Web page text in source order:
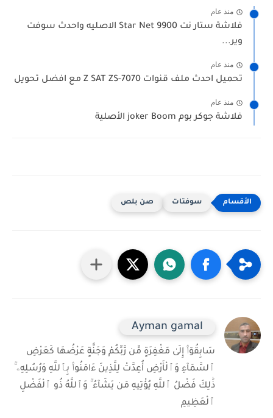
منذ عام
فلاشة ستار نت Star Net 9900 الاصليه واحدث سوفت
وير...
منذ عام
تحميل احدث ملف قنوات Z SAT ZS-7070 مع افضل تحويل
منذ عام
فلاشة جوكر بوم joker Boom الأصلية
سوفتات صن بلص
Ayman gamal
سَابِقُوٓا۟ إِلَىٰ مَغْفِرَةٍ مِّن رَّبِّكُمْ وَجَنَّةٍ عَرْضُهَا كَعَرْضِ
ٱلسَّمَآءِ وَٱلْأَرْضِ أُعِدَّتْ لِلَّذِينَ ءَامَنُوا۟ بِٱللَّهِ وَرُسُلِهِۦ ۚ
ذَٰلِكَ فَضْلُ ٱللَّهِ يُؤْتِيهِ مَن يَشَآءُ ۚ وَٱللَّهُ ذُو ٱلْفَضْلِ
ٱلْعَظِيمِ